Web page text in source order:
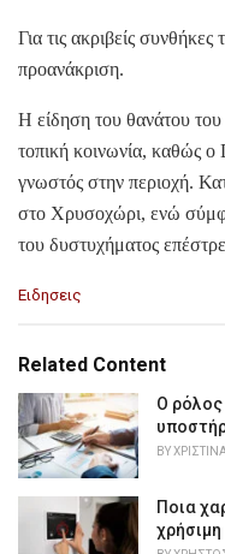
Για τις ακριβείς
προανάκριση.
Η είδηση του θανάτου
τοπική κοινωνία, καθώς ο
γνωστός στην περιοχή.
στο Χρυσοχώρι, ενώ
του δυστυχήματος
C
e
o
r
i
e
Ειδησεις
Related Content
Ο ρόλος
BY
Ποια